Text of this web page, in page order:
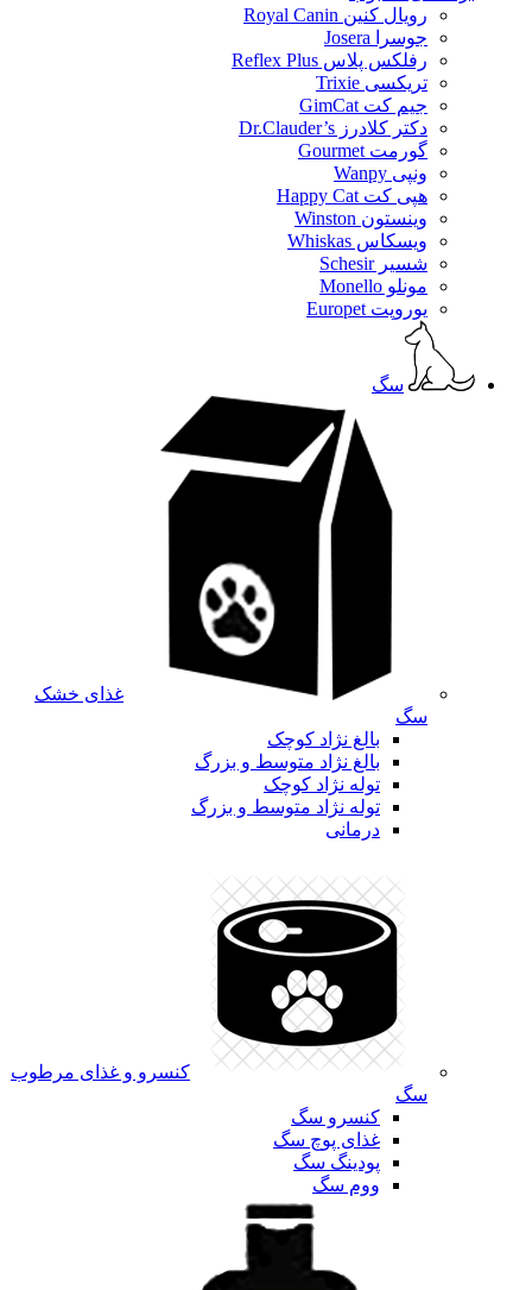
رویال کنین Royal Canin
جوسرا Josera
رفلکس پلاس Reflex Plus
تریکسی Trixie
جیم کت GimCat
دکتر کلادرز Dr.Clauder’s
گورمت Gourmet
ونپی Wanpy
هپی کت Happy Cat
وینستون Winston
ویسکاس Whiskas
شسیر Schesir
مونلو Monello
یوروپت Europet
سگ
غذای خشک
سگ
بالغ نژاد کوچک
بالغ نژاد متوسط و بزرگ
توله نژاد کوچک
توله نژاد متوسط و بزرگ
درمانی
کنسرو و غذای مرطوب
سگ
کنسرو سگ
غذای پوچ سگ
پودینگ سگ
ووم سگ